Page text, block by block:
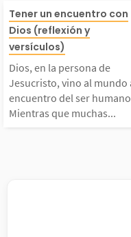
y,
juntos.
en la
al
humano.
Tener un encuentro con
Dios (reflexión y
versículos)
Dios, en la persona de
Jesucristo, vino al mundo
encuentro del ser
Mientras que muchas...